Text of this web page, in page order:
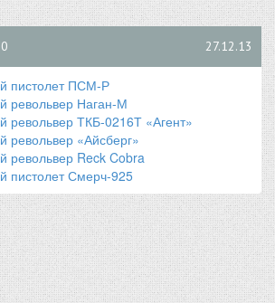
27.12.13
пистолет ПСМ-Р
револьвер Наган-М
револьвер ТКБ-0216Т «Агент»
револьвер «Айсберг»
револьвер Reck Cobra
пистолет Смерч-925